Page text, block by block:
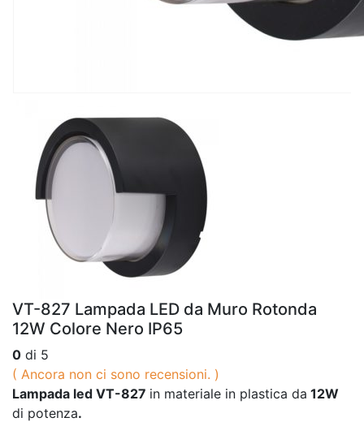
VT-827 Lampada LED da Muro Rotonda
12W Colore Nero IP65
0 di 5
( Ancora non ci sono recensioni. )
Lampada led VT-827 in materiale in plastica da 12W
di potenza.